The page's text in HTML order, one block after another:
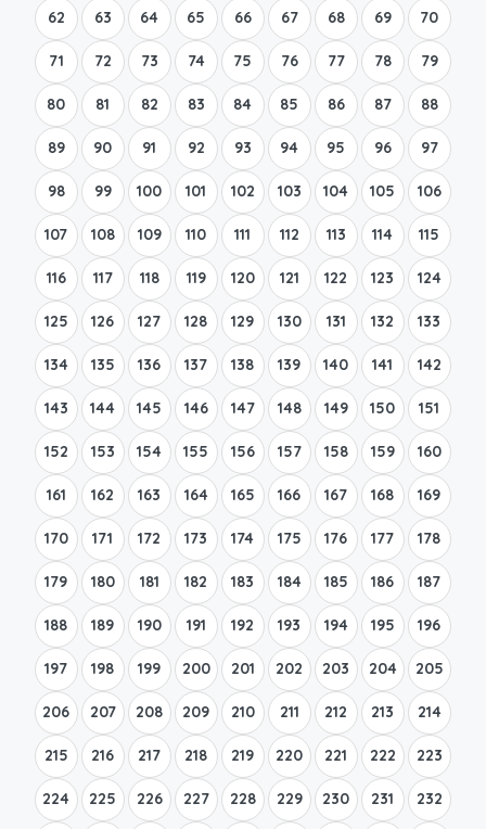
62 63 64 65 66 67 68 69 70
71 72 73 74 75 76 77 78 79
80 81 82 83 84 85 86 87 88
89 90 91 92 93 94 95 96 97
98 99 100 101 102 103 104 105 106
107 108 109 110 111 112 113 114 115
116 117 118 119 120 121 122 123 124
125 126 127 128 129 130 131 132 133
134 135 136 137 138 139 140 141 142
143 144 145 146 147 148 149 150 151
152 153 154 155 156 157 158 159 160
161 162 163 164 165 166 167 168 169
170 171 172 173 174 175 176 177 178
179 180 181 182 183 184 185 186 187
188 189 190 191 192 193 194 195 196
197 198 199 200 201 202 203 204 205
206 207 208 209 210 211 212 213 214
215 216 217 218 219 220 221 222 223
224 225 226 227 228 229 230 231 232